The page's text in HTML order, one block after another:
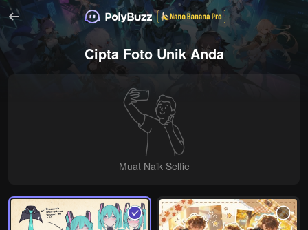
Cipta Foto Unik Anda
Muat Naik Selfie